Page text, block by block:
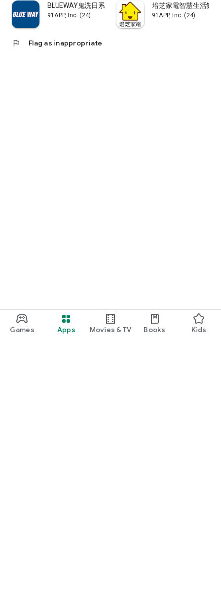
Games Apps Movies & TV Books Kids
BLUEWAY鬼洗日系丹寧品牌
91APP, Inc. (24)
培芝家電智慧生活館
91APP, Inc. (24)
flag Flag as inappropriate